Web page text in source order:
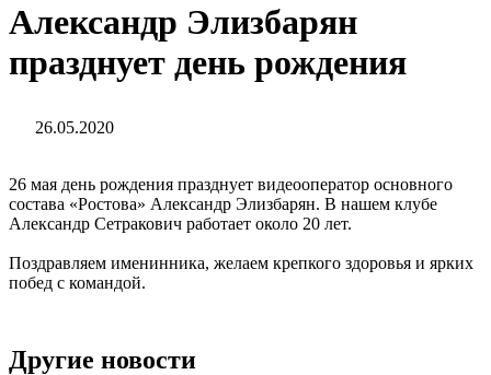
Александр Элизбарян
празднует день рождения
26.05.2020
26 мая день рождения празднует видеооператор основного
состава «Ростова» Александр Элизбарян. В нашем клубе
Александр Сетракович работает около 20 лет.
Поздравляем именинника, желаем крепкого здоровья и ярких
побед с командой.
Другие новости